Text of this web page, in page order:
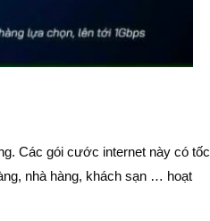
Các gói cước internet này có tốc
nhà hàng, khách sạn … hoạt